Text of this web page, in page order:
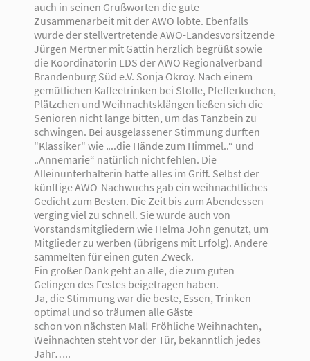
auch in seinen Grußworten die gute
Zusammenarbeit mit der AWO lobte. Ebenfalls
wurde der stellvertretende AWO-Landesvorsitzende
Jürgen Mertner mit Gattin herzlich begrüßt sowie
die Koordinatorin LDS der AWO Regionalverband
Brandenburg Süd e.V. Sonja Okroy. Nach einem
gemütlichen Kaffeetrinken bei Stolle, Pfefferkuchen,
Plätzchen und Weihnachtsklängen ließen sich die
Senioren nicht lange bitten, um das Tanzbein zu
schwingen. Bei ausgelassener Stimmung durften
"Klassiker" wie „..die Hände zum Himmel..“ und
„Annemarie“ natürlich nicht fehlen. Die
Alleinunterhalterin hatte alles im Griff. Selbst der
künftige AWO-Nachwuchs gab ein weihnachtliches
Gedicht zum Besten. Die Zeit bis zum Abendessen
verging viel zu schnell. Sie wurde auch von
Vorstandsmitgliedern wie Helma John genutzt, um
Mitglieder zu werben (übrigens mit Erfolg). Andere
sammelten für einen guten Zweck.
Ein großer Dank geht an alle, die zum guten
Gelingen des Festes beigetragen haben.
Ja, die Stimmung war die beste, Essen, Trinken
optimal und so träumen alle Gäste
schon von nächsten Mal! Fröhliche Weihnachten,
Weihnachten steht vor der Tür, bekanntlich jedes
Jahr…..